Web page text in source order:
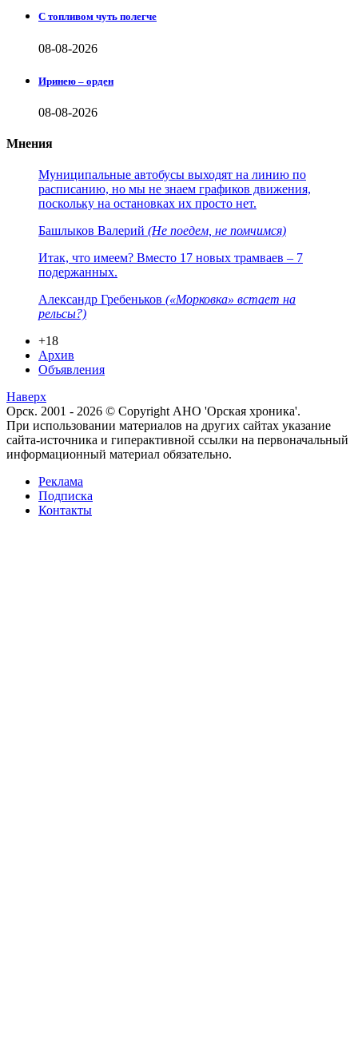
С топливом чуть полегче
08-08-2026
Иринею – орден
08-08-2026
Мнения
Муниципальные автобусы выходят на линию по
расписанию, но мы не знаем графиков движения,
поскольку на остановках их просто нет.
Башлыков Валерий (Не поедем, не помчимся)
Итак, что имеем? Вместо 17 новых трамваев – 7
подержанных.
Александр Гребеньков («Морковка» встает на
рельсы?)
+18
Архив
Объявления
Наверх
Орск. 2001 - 2026 © Copyright АНО 'Орская хроника'.
При использовании материалов на других сайтах указание
сайта-источника и гиперактивной ссылки на первоначальный
информационный материал обязательно.
Реклама
Подписка
Контакты